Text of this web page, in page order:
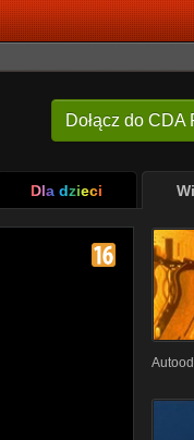
Dołącz do CDA
Dla dzieci